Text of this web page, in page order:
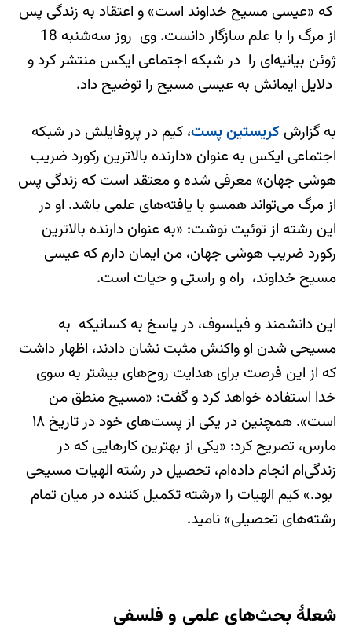
که «عیسی مسیح خداوند است» و اعتقاد به زندگی پس
از مرگ را با علم سازگار دانست. وی روز سه‌شنبه 18
ژوئن بیانیه‌ای را در شبکه اجتماعی ایکس منتشر کرد و
دلایل ایمانش به عیسی مسیح را توضیح داد.
به گزارش کریستین پست، کیم در پروفایلش در شبکه
اجتماعی ایکس به عنوان «دارنده بالاترین رکورد ضریب
هوشی جهان» معرفی شده و معتقد است که زندگی پس
از مرگ می‌تواند همسو با یافته‌های علمی باشد. او در
این رشته از توئیت نوشت: «به عنوان دارنده بالاترین
رکورد ضریب هوشی جهان، من ایمان دارم که عیسی
مسیح خداوند، راه و راستی و حیات است.
این دانشمند و فیلسوف، در پاسخ به کسانیکه به
مسیحی شدن او واکنش مثبت نشان دادند، اظهار داشت
که از این فرصت برای هدایت روح‌های بیشتر به سوی
خدا استفاده خواهد کرد و گفت: «مسیح منطق من
است». همچنین در یکی از پست‌های خود در تاریخ ۱۸
مارس، تصریح کرد: «یکی از بهترین کارهایی که در
زندگی‌ام انجام داده‌ام، تحصیل در رشته الهیات مسیحی
بود.» کیم الهیات را «رشته تکمیل کننده در میان تمام
رشته‌های تحصیلی» نامید.
شعلۀ بحث‌های علمی و فلسفی